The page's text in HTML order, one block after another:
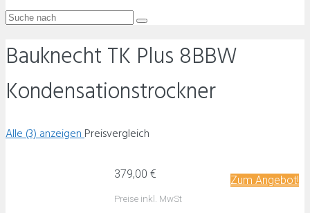
Bauknecht TK Plus 8BBW
Kondensationstrockner
Alle (3) anzeigenPreisvergleich
379,00 €
Preise inkl. MwSt
Zum Angebot!